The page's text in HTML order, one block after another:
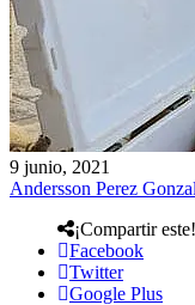
9 junio, 2021
Andersson Perez
¡Compartir este!
Facebook
Twitter
Google Plus